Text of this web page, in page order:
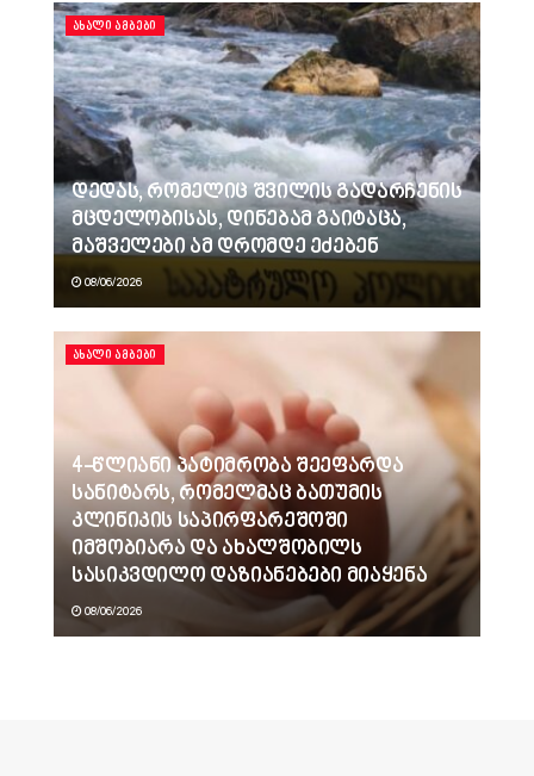
ᲐᲮᲐᲚᲘ ᲐᲛᲑᲔᲑᲘ
დედას, რომელიც შვილის გადარჩენის
მცდელობისას, დინებამ გაიტაცა,
მაშველები ამ დრომდე ეძებენ
08/06/2026
ᲐᲮᲐᲚᲘ ᲐᲛᲑᲔᲑᲘ
4-წლიანი პატიმრობა შეეფარდა
სანიტარს, რომელმაც ბათუმის
კლინიკის საპირფარეშოში
იმშობიარა და ახალშობილს
სასიკვდილო დაზიანებები მიაყენა
08/06/2026